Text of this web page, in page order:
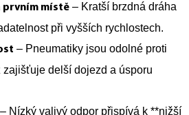
prvním místě – Kratší brzdná dráha
při vyšších rychlostech.
– Pneumatiky jsou odolné proti
zajišťuje delší dojezd a úsporu
– Nízký valivý odpor přispívá k **nižší